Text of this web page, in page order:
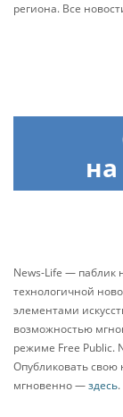
региона. Все
News-Life — паблик
технологичной
элементами
возможностью
режиме Free Public.
Опубликовать свою
мгновенно —здесь.